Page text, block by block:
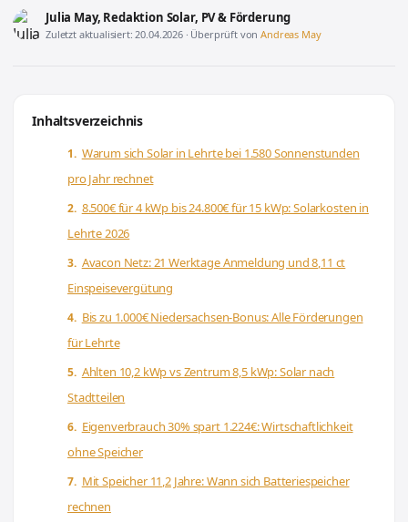
Julia May, Redaktion Solar, PV & Förderung
Zuletzt aktualisiert: 20.04.2026 · Überprüft vonAndreas May
Inhaltsverzeichnis
Warum sich Solar in Lehrte bei 1.580 Sonnenstunden
pro Jahr rechnet
8.500€ für 4 kWp bis 24.800€ für 15 kWp: Solarkosten in
Lehrte 2026
Avacon Netz: 21 Werktage Anmeldung und 8,11 ct
Einspeisevergütung
Bis zu 1.000€ Niedersachsen-Bonus: Alle Förderungen
für Lehrte
Ahlten 10,2 kWp vs Zentrum 8,5 kWp: Solar nach
Stadtteilen
Eigenverbrauch 30% spart 1.224€: Wirtschaftlichkeit
ohne Speicher
Mit Speicher 11,2 Jahre: Wann sich Batteriespeicher
rechnen